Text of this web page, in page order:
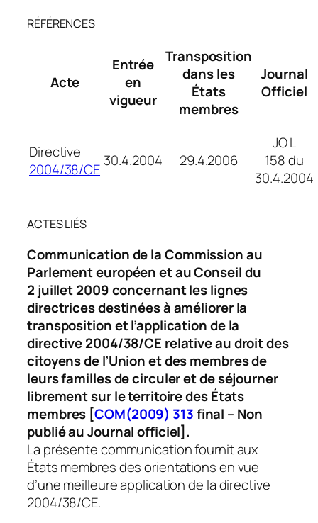
RÉFÉRENCES
Acte
Entrée
en
vigueur
Transposition
dans les
États
membres
Journal
Officiel
Directive
2004/38/CE 30.4.2004 29.4.2006
JO L
158 du
30.4.2004
ACTES LIÉS
Communication de la Commission au
Parlement européen et au Conseil du
2 juillet 2009 concernant les lignes
directrices destinées à améliorer la
transposition et l’application de la
directive 2004/38/CE relative au droit des
citoyens de l’Union et des membres de
leurs familles de circuler et de séjourner
librement sur le territoire des États
membres [COM(2009) 313final – Non
publié au Journal officiel].
La présente communication fournit aux
États membres des orientations en vue
d’une meilleure application de la directive
2004/38/CE.